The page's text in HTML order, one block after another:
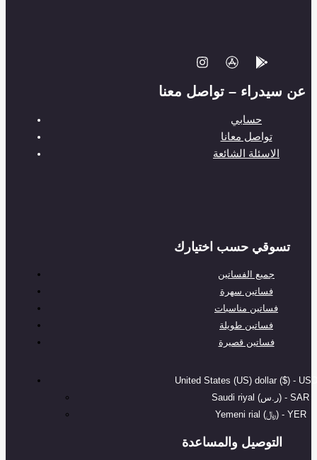
عن سيدراء – تواصل معنا
حسابي
تواصل معانا
الاسئلة الشائعة
تسوقي حسب اختيارك
جميع الفساتين
فساتين سهرة
فساتين مناسبات
فساتين طويلة
فساتين قصيرة
United States (US) dollar ($) - USD
Saudi riyal (ر.س) - SAR
Yemeni rial (﷼) - YER
التوصيل والمساعدة